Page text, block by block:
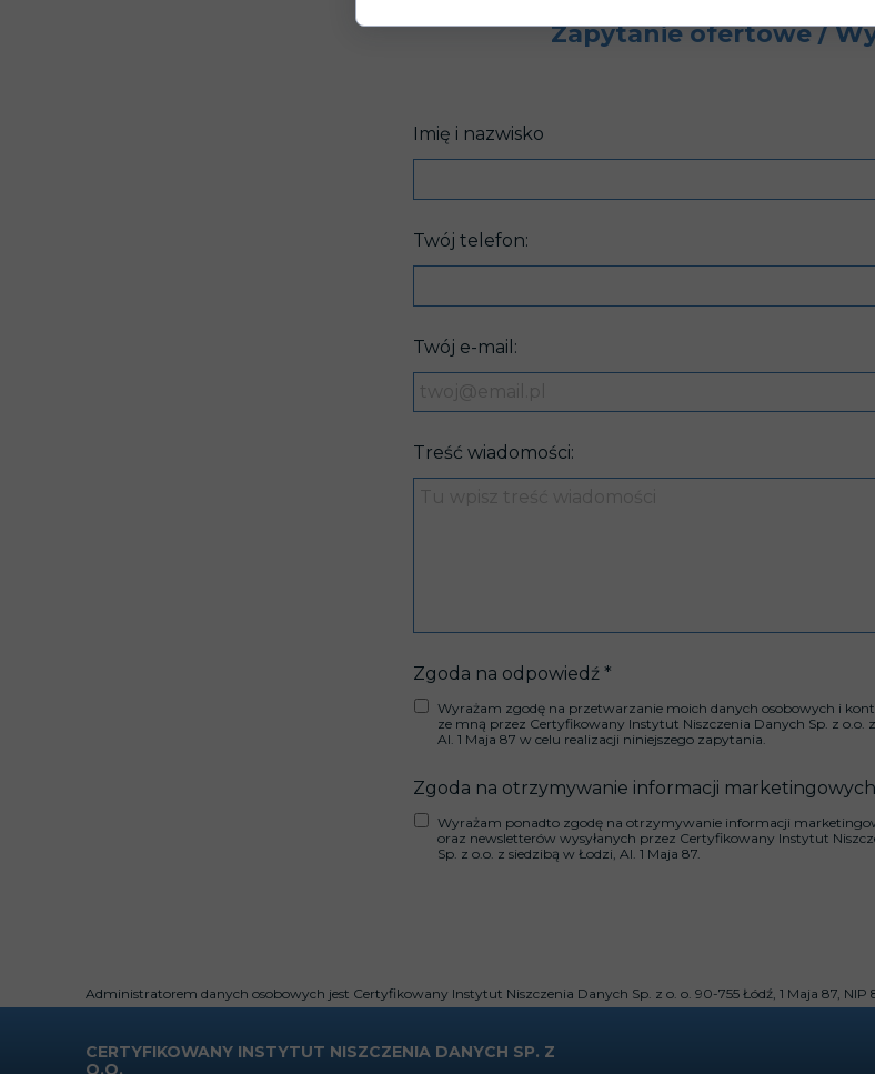
Zapytanie ofertowe /
Administratorem danych osobowych jest Certyfikowany Instytut Niszczenia Danych Sp. z o. o. 90-755 Łódź, 1 Maja 87,
Imię i nazwisko
Twój telefon:
Twój e-mail:
Treść wiadomości:
Zgoda na odpowiedź *
Wyrażam zgodę na przetwarzanie moich danych osobowych i
ze mną przez Certyfikowany Instytut Niszczenia Danych Sp. z o.o.
Al. 1 Maja 87 w celu realizacji niniejszego zapytania.
Zgoda na otrzymywanie informacji marketingowych
Wyrażam ponadto zgodę na otrzymywanie informacji
oraz newsletterów wysyłanych przez Certyfikowany Instytut
Sp. z o.o. z siedzibą w Łodzi, Al. 1 Maja 87.
CERTYFIKOWANY INSTYTUT NISZCZENIA DANYCH SP. Z
O.O.